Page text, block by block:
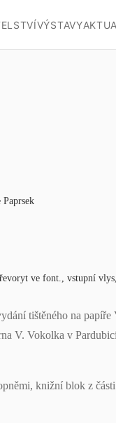
VÝSTAVY
ve font., vstupní
tištěného na
V. Vokolka v
knižní blok z